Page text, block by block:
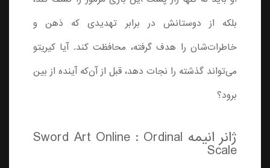
بلکه از دوستانش در برابر تهدیدی که ذهن و
خاطرات‌شان را هدف گرفته، محافظت کند. آیا کیریتو
می‌تواند گذشته را نجات دهد، قبل از آن‌که آینده از بین
برود؟
ژانر انیمه Sword Art Online : Ordinal
Scale